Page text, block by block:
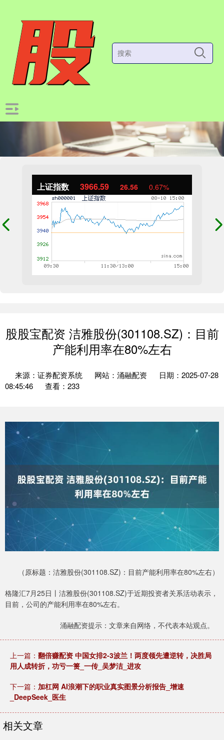
上证指数 3966.59 26.56 0.67%
股股宝配资 洁雅股份(301108.SZ)：目前
产能利用率在80%左右
来源：证券配资系统 网站：涌融配资
日期：2025-07-28
08:45:46
查看：233
（原标题：洁雅股份(301108.SZ)：目前产能利用率在80%左右）
格隆汇7月25日丨洁雅股份(301108.SZ)于近期投资者关系活动表示，
目前，公司的产能利用率在80%左右。
涌融配资提示：文章来自网络，不代表本站观点。
上一篇： 翻倍赚配资 中国女排2-3波兰！两度领先遭逆转，决胜局
用人成转折，功亏一篑_一传_吴梦洁_进攻
下一篇： 加杠网 AI浪潮下的职业真实图景分析报告_增速
_DeepSeek_医生
相关文章